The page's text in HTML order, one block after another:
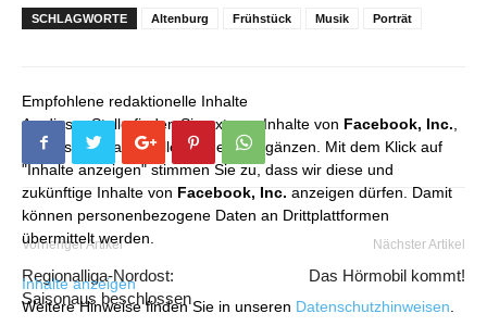
SCHLAGWORTE Altenburg Frühstück Musik Porträt
Empfohlene redaktionelle Inhalte
An dieser Stelle finden Sie externe Inhalte von Facebook, Inc.,
die unser redaktionelles Angebot ergänzen. Mit dem Klick auf
"Inhalte anzeigen" stimmen Sie zu, dass wir diese und
zukünftige Inhalte von Facebook, Inc. anzeigen dürfen. Damit
können personenbezogene Daten an Drittplattformen
übermittelt werden.
Inhalte anzeigen
Weitere Hinweise finden Sie in unseren Datenschutzhinweisen.
Vorheriger Artikel
Regionalliga-Nordost:
Saisonaus beschlossen
Nächster Artikel
Das Hörmobil kommt!